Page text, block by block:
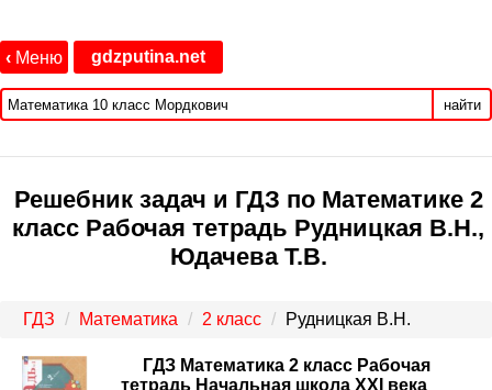
‹ Меню gdzputina.net
найти
Решебник задач и ГДЗ по Математике 2
класс Рабочая тетрадь Рудницкая В.Н.,
Юдачева Т.В.
ГДЗ Математика 2 класс Рудницкая В.Н.
ГДЗ Математика 2 класс Рабочая
тетрадь Начальная школа XXI века